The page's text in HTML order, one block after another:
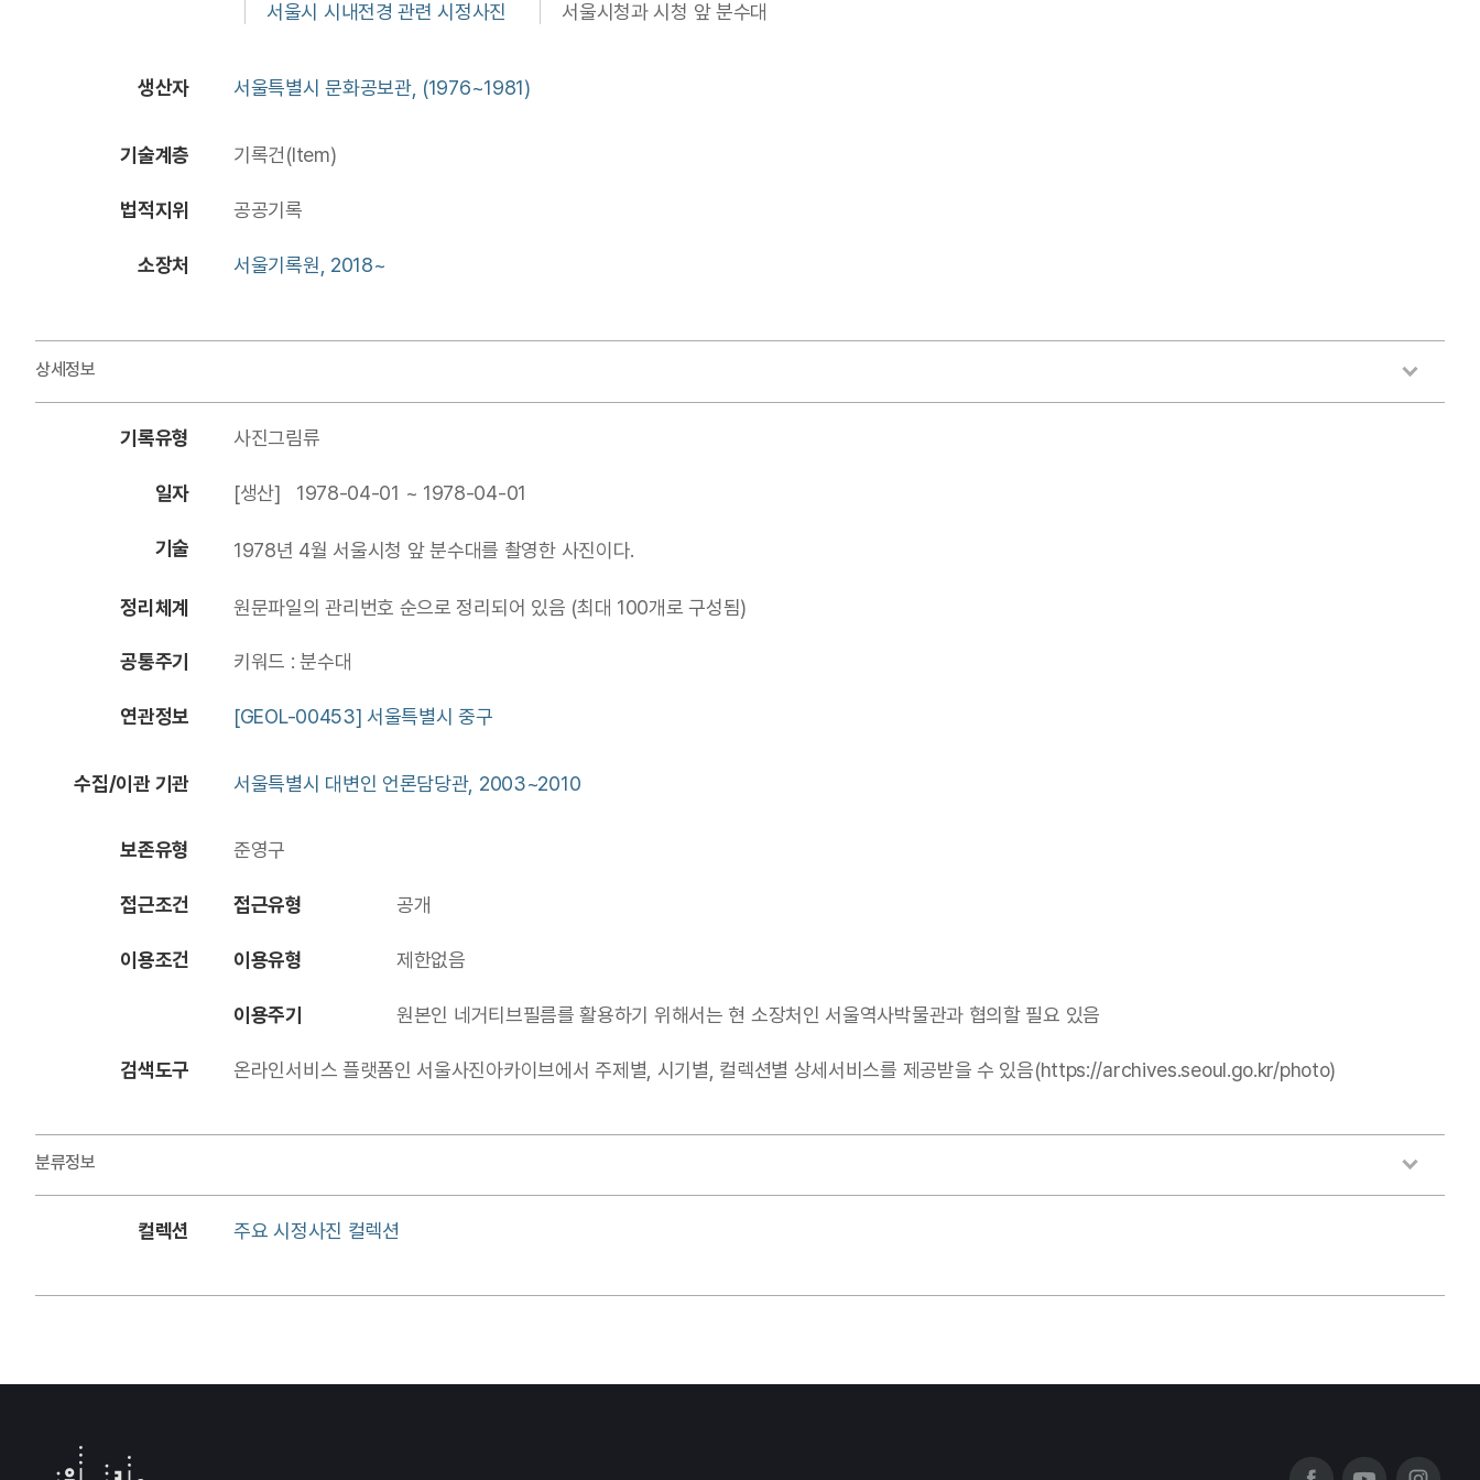
서울시 시내전경 관련 시정사진
서울시청과 시청 앞 분수대
생산자 서울특별시 문화공보관, (1976~1981)
기술계층 기록건(Item)
법적지위 공공기록
소장처 서울기록원, 2018~
상세정보
기록유형 사진그림류
일자 [생산] 1978-04-01 ~ 1978-04-01
기술 1978년 4월 서울시청 앞 분수대를 촬영한 사진이다.
정리체계 원문파일의 관리번호 순으로 정리되어 있음 (최대 100개로 구성됨)
공통주기 키워드 : 분수대
연관정보 [GEOL-00453] 서울특별시 중구
수집/이관 기관 서울특별시 대변인 언론담당관, 2003~2010
보존유형 준영구
접근조건 접근유형 공개
이용조건 이용유형 제한없음
이용주기 원본인 네거티브필름를 활용하기 위해서는 현 소장처인 서울역사박물관과 협의할 필요 있음
검색도구 온라인서비스 플랫폼인 서울사진아카이브에서 주제별, 시기별, 컬렉션별 상세서비스를 제공받을 수 있음(https://archives.seoul.go.kr/photo)
분류정보
컬렉션 주요 시정사진 컬렉션